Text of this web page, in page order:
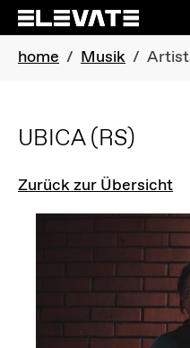
Skip to main navigation
Skip to main content
Skip to page footer
You are here:
home Musik
UBICA(RS)
Zurück zur Übersicht